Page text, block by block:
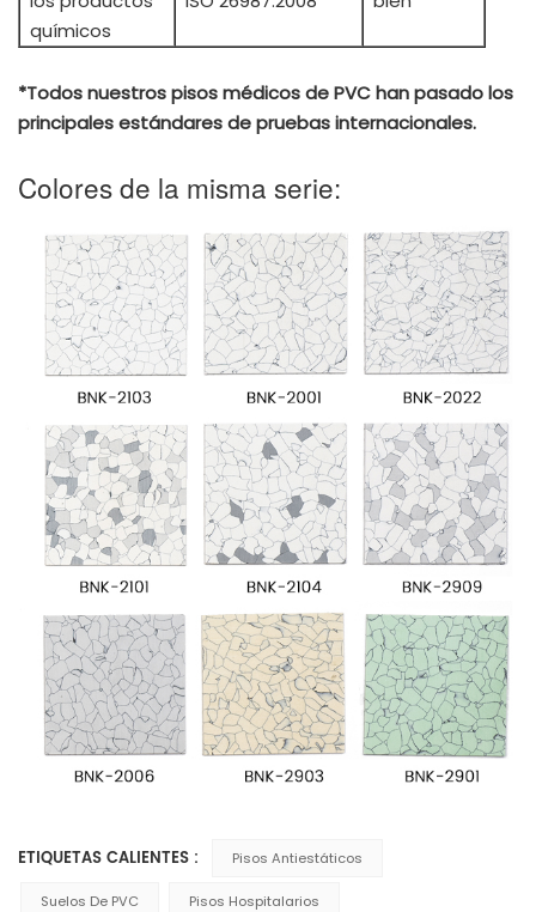
químicos
*Todos nuestros pisos médicos de PVC han pasado los
principales estándares de pruebas internacionales.
Colores de la misma serie:
ETIQUETAS CALIENTES : Pisos Antiestáticos
Suelos De PVC Pisos Hospitalarios